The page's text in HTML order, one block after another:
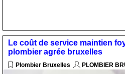
Le coût de service maintien
plombier agrée bruxelles
Plombier Bruxelles PLOMBIER